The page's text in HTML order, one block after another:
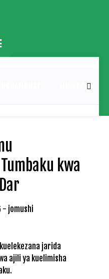
MICHEZO
kwa
- jomushi